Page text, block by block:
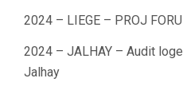
2024 – LIEGE – PROJ
2024 – JALHAY – Audit
Jalhay